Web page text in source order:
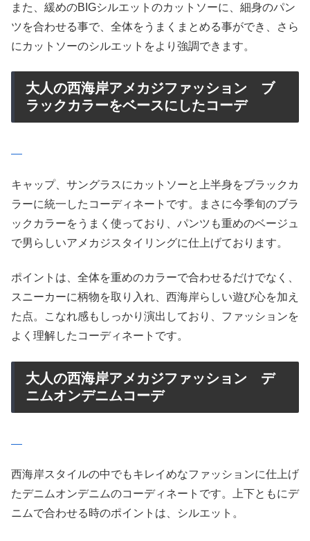
また、緩めのBIGシルエットのカットソーに、細身のパン
ツを合わせる事で、全体をうまくまとめる事ができ、さら
にカットソーのシルエットをより強調できます。
大人の西海岸アメカジファッション ブ
ラックカラーをベースにしたコーデ
キャップ、サングラスにカットソーと上半身をブラックカ
ラーに統一したコーディネートです。まさに今季旬のブラ
ックカラーをうまく使っており、パンツも重めのベージュ
で男らしいアメカジスタイリングに仕上げております。
ポイントは、全体を重めのカラーで合わせるだけでなく、
スニーカーに柄物を取り入れ、西海岸らしい遊び心を加え
た点。こなれ感もしっかり演出しており、ファッションを
よく理解したコーディネートです。
大人の西海岸アメカジファッション デ
ニムオンデニムコーデ
西海岸スタイルの中でもキレイめなファッションに仕上げ
たデニムオンデニムのコーディネートです。上下ともにデ
ニムで合わせる時のポイントは、シルエット。